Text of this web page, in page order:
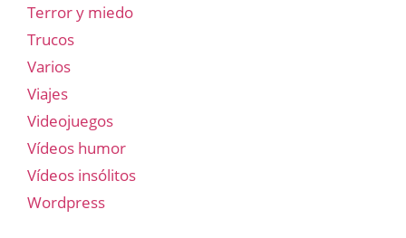
Terror y miedo
Trucos
Varios
Viajes
Videojuegos
Vídeos humor
Vídeos insólitos
Wordpress